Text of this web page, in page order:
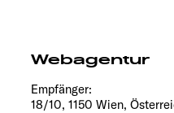
Webagentur
Empfänger:
18/10, 1150 Wien,